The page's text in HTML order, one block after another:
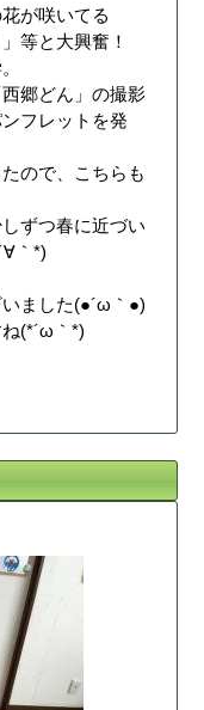
が咲いてる
等と大興奮！
郷どん」の撮影
フレットを発
ので、こちらも
ずつ春に近づい
｀*)
ました(●´ω｀●)
(*´ω｀*)